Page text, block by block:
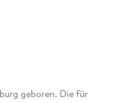
geboren. Die für